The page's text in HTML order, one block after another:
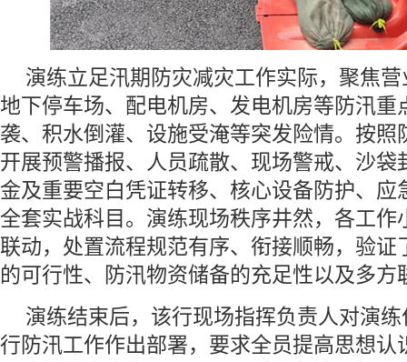
演练立足汛期防灾减灾工作实际，聚焦
地下停车场、配电机房、发电机房等防汛重
袭、积水倒灌、设施受淹等突发险情。按照
开展预警播报、人员疏散、现场警戒、沙袋
金及重要空白凭证转移、核心设备防护、应
全套实战科目。演练现场秩序井然，各工作
联动，处置流程规范有序、衔接顺畅，验证
的可行性、防汛物资储备的充足性以及多方
演练结束后，该行现场指挥负责人对演
行防汛工作作出部署，要求全员提高思想认